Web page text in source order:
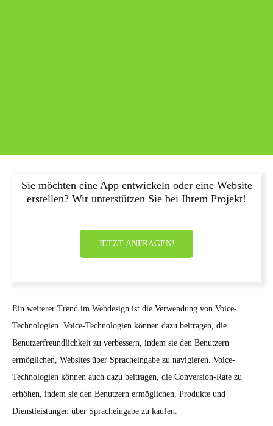
Sie möchten eine App entwickeln oder eine Website
erstellen? Wir unterstützen Sie bei Ihrem Projekt!
JETZT ANFRAGEN!
Ein weiterer Trend im Webdesign ist die Verwendung von Voice-
Technologien. Voice-Technologien können dazu beitragen, die
Benutzerfreundlichkeit zu verbessern, indem sie den Benutzern
ermöglichen, Websites über Spracheingabe zu navigieren. Voice-
Technologien können auch dazu beitragen, die Conversion-Rate zu
erhöhen, indem sie den Benutzern ermöglichen, Produkte und
Dienstleistungen über Spracheingabe zu kaufen.